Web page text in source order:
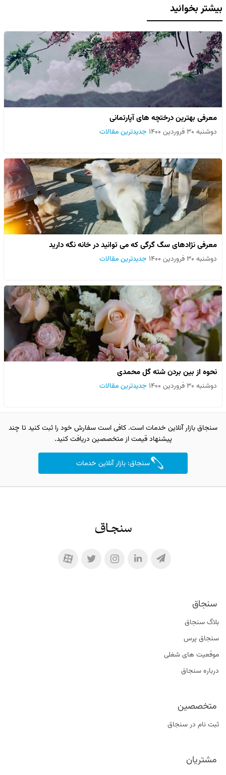
بیشتر بخوانید
معرفی بهترین درختچه های آپارتمانی
دوشنبه ۳۰ فروردین ۱۴۰۰ جدیدترین مقالات
معرفی نژادهای سگ گرگی که می توانید در خانه نگه دارید
دوشنبه ۳۰ فروردین ۱۴۰۰ جدیدترین مقالات
نحوه از بین بردن شته گل محمدی
دوشنبه ۳۰ فروردین ۱۴۰۰ جدیدترین مقالات
سنجاق بازار آنلاین خدمات است. کافی است سفارش خود را ثبت کنید تا چند
پیشنهاد قیمت از متخصصین دریافت کنید.
سنجاق: بازار آنلاین خدمات
سنجاق
بلاگ سنجاق
سنجاق پرس
موقعیت‌ های شغلی
درباره سنجاق
متخصصین
ثبت نام در سنجاق
مشتریان